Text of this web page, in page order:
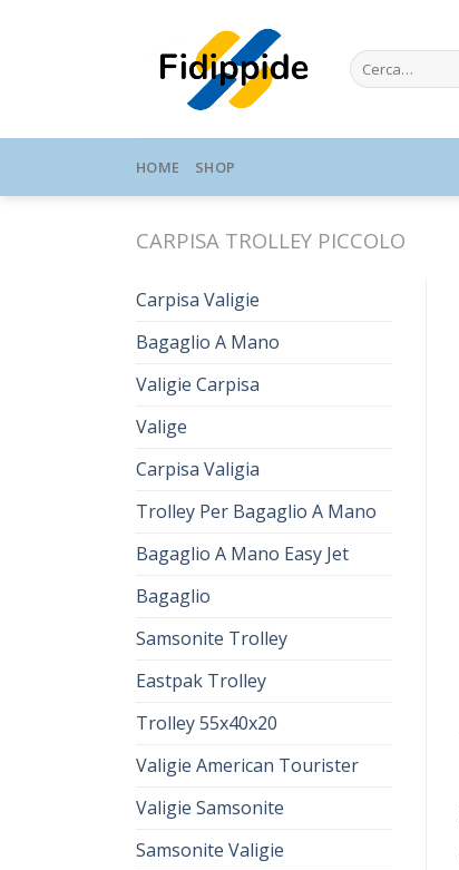
Cerca:
HOME SHOP
CARPISA TROLLEY PICCOLO
Carpisa Valigie
Bagaglio A Mano
Valigie Carpisa
Valige
Carpisa Valigia
Trolley Per Bagaglio A Mano
Bagaglio A Mano Easy Jet
Bagaglio
Samsonite Trolley
Eastpak Trolley
Trolley 55x40x20
Valigie American Tourister
Valigie Samsonite
Samsonite Valigie